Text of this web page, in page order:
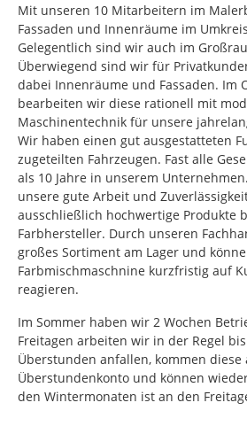
Mit unseren 10 Mitarbeitern im
Fassaden und Innenräume im
Gelegentlich sind wir auch im
Überwiegend sind wir für
dabei Innenräume und Fassaden. Im
bearbeiten wir diese rationell mit
Maschinentechnik für unsere
Wir haben einen gut ausgestatteten
zugeteilten Fahrzeugen. Fast alle
als 10 Jahre in unserem
unsere gute Arbeit und
ausschließlich hochwertige Produkte
Farbhersteller. Durch unseren
großes Sortiment am Lager und
Farbmischmaschnine kurzfristig auf
reagieren.
Im Sommer haben wir 2 Wochen
Freitagen arbeiten wir in der Regel
Überstunden anfallen, kommen diese
Überstundenkonto und können
den Wintermonaten ist an den